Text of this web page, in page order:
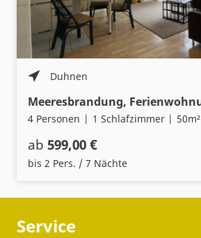
Duhnen
4 Personen 1 Schlafzimmer 50m²
ab 599,00 €
bis 2 Pers. / 7 Nächte
Service